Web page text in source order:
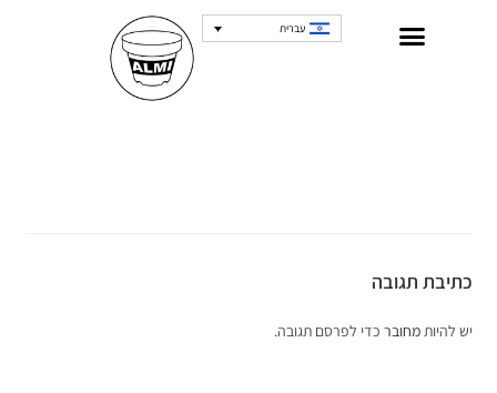
עברית
כתיבת תגובה
יש להיותמחובר כדי לפרסם תגובה.